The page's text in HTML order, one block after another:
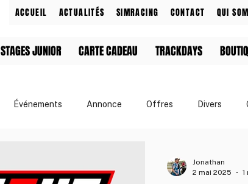
ACCUEIL ACTUALITÉS SIMRACING CONTACT QUI
STAGES JUNIOR CARTE CADEAU TRACKDAYS
Événements Annonce Offres Divers
Jonathan
2 mai 2025